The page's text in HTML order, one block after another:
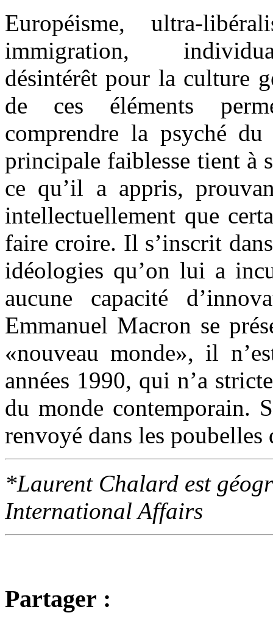
Européisme, ultra-
immigration,
désintérêt pour la culture
de ces éléments
comprendre la psyché
principale faiblesse tient à
ce qu’il a appris,
intellectuellement que
faire croire. Il s’inscrit
idéologies qu’on lui a
aucune capacité
Emmanuel Macron se
«nouveau monde», il
années 1990, qui n’a
du monde contemporain.
renvoyé dans les
*Laurent Chalard est
International Affairs
Partager :